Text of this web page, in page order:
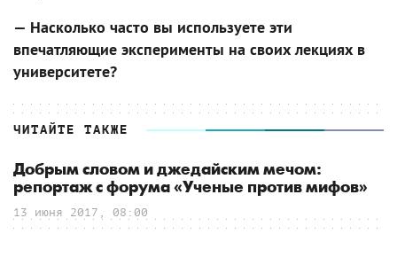
— Насколько часто вы используете эти
впечатляющие эксперименты на своих лекциях в
университете?
ЧИТАЙТЕ ТАКЖЕ
Добрым словом и джедайским мечом:
репортаж с форума «Ученые против мифов»
13 июня 2017, 08:00